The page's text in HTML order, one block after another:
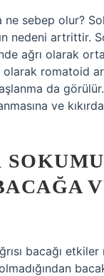
ne sebep olur?
nedeni artrittir.
ağrı olarak
olarak romatoid
da
ve
bacağı etkiler